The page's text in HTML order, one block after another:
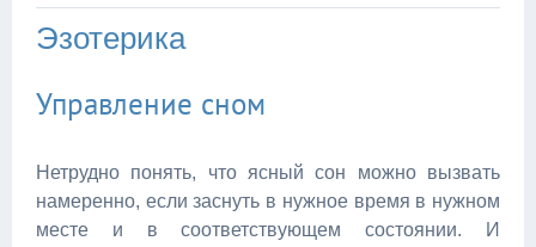
Эзотерика
Управление сном
Нетрудно понять, что ясный сон можно вызвать
намеренно, если заснуть в нужное время в нужном
месте и в соответствующем состоянии. И